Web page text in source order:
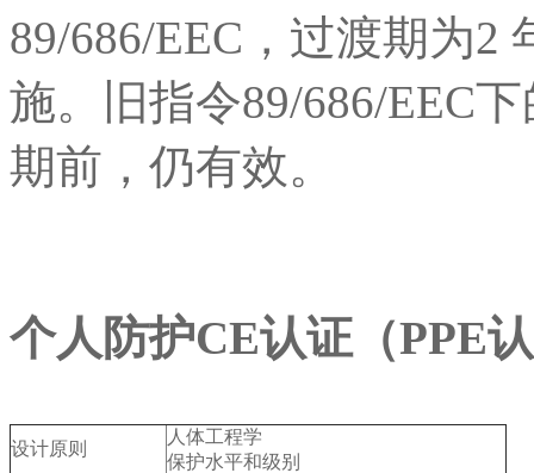
89/686/EEC，过渡期为2
施。旧指令89/686/EEC
期前，仍有效。
个人防护CE认证（PPE
设计原则
人体工程学
保护水平和级别